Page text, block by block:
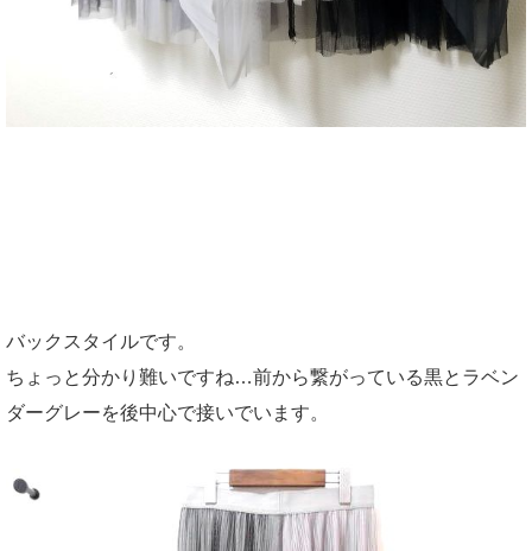
バックスタイルです。
ちょっと分かり難いですね…前から繋がっている黒とラベン
ダーグレーを後中心で接いでいます。